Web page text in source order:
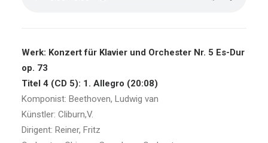
Werk: Konzert für Klavier und Orchester Nr. 5 Es-Dur
op. 73
Titel 4 (CD 5): 1. Allegro (20:08)
Komponist: Beethoven, Ludwig van
Künstler: Cliburn,V.
Dirigent: Reiner, Fritz